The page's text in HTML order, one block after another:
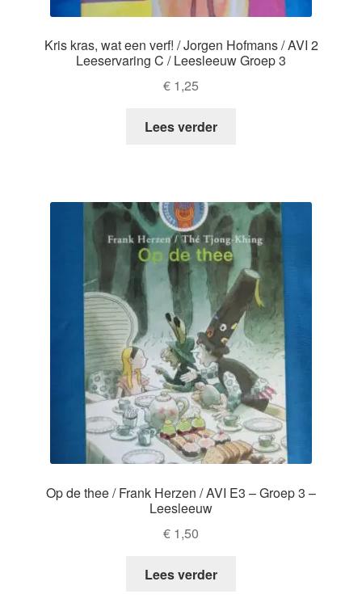
Kris kras, wat een verf! / Jorgen Hofmans / AVI 2
Leeservaring C / Leesleeuw Groep 3
€ 1,25
Lees verder
Op de thee / Frank Herzen / AVI E3 – Groep 3 –
Leesleeuw
€ 1,50
Lees verder